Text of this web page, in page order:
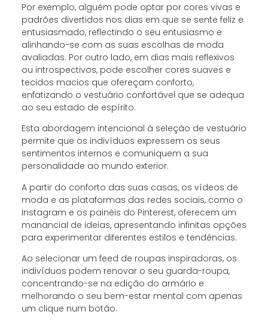
Por exemplo, alguém pode optar por cores vivas e
padrões divertidos nos dias em que se sente feliz e
entusiasmado, reflectindo o seu entusiasmo e
alinhando-se com as suas escolhas de moda
avaliadas. Por outro lado, em dias mais reflexivos
ou introspectivos, pode escolher cores suaves e
tecidos macios que ofereçam conforto,
enfatizando o vestuário confortável que se adequa
ao seu estado de espírito.
Esta abordagem intencional à seleção de vestuário
permite que os indivíduos expressem os seus
sentimentos internos e comuniquem a sua
personalidade ao mundo exterior.
A partir do conforto das suas casas, os vídeos de
moda e as plataformas das redes sociais, como o
Instagram e os painéis do Pinterest, oferecem um
manancial de ideias, apresentando infinitas opções
para experimentar diferentes estilos e tendências.
Ao selecionar um feed de roupas inspiradoras, os
indivíduos podem renovar o seu guarda-roupa,
concentrando-se na edição do armário e
melhorando o seu bem-estar mental com apenas
um clique num botão.